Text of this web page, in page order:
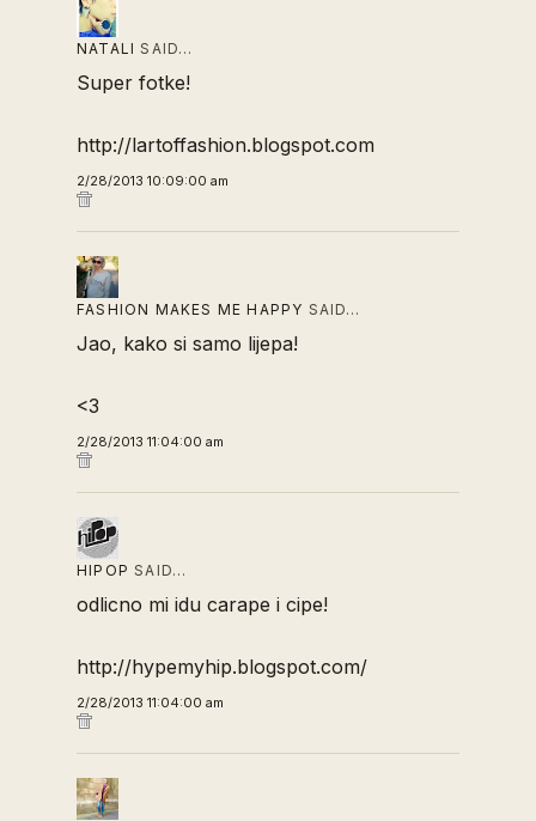
NATALI SAID…
Super fotke!
http://lartoffashion.blogspot.com
2/28/2013 10:09:00 am
FASHION MAKES ME HAPPY SAID…
Jao, kako si samo lijepa!
<3
2/28/2013 11:04:00 am
HIPOP SAID…
odlicno mi idu carape i cipe!
http://hypemyhip.blogspot.com/
2/28/2013 11:04:00 am